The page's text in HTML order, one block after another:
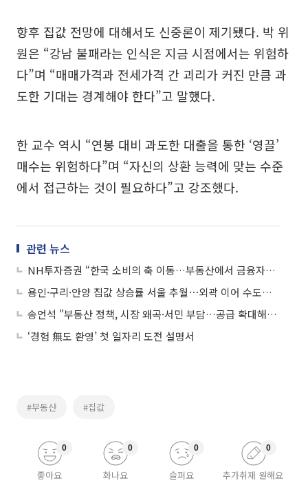
향후 집값 전망에 대해서도 신중론이 제기됐다. 박 위
원은 “강남 불패라는 인식은 지금 시점에서는 위험하
다”며 “매매가격과 전세가격 간 괴리가 커진 만큼 과
도한 기대는 경계해야 한다”고 말했다.
한 교수 역시 “연봉 대비 과도한 대출을 통한 ‘영끌’
매수는 위험하다”며 “자신의 상환 능력에 맞는 수준
에서 접근하는 것이 필요하다”고 강조했다.
관련 뉴스
NH투자증권 “한국 소비의 축 이동…부동산에서 금융자산으로”
용인·구리·안양 집값 상승률 서울 추월⋯외곽 이어 수도권도 ‘키맞추기’
송언석 "부동산 정책, 시장 왜곡·서민 부담…공급 확대해야"
‘경험 無도 환영’ 첫 일자리 도전 설명서
#부동산 #집값
좋아요
0
화나요
0
슬퍼요
0
추가취재 원해요
0